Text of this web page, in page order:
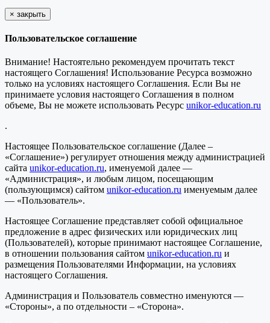
× закрыть
Пользовательское соглашение
Внимание! Настоятельно рекомендуем прочитать текст
настоящего Соглашения! Использование Ресурса возможно
только на условиях настоящего Соглашения. Если Вы не
принимаете условия настоящего Соглашения в полном
объеме, Вы не можете использовать Ресурс unikor-education.ru
.
Настоящее Пользовательское соглашение (Далее –
«Соглашение») регулирует отношения между администрацией
сайта unikor-education.ru, именуемой далее —
«Администрация», и любым лицом, посещающим
(пользующимся) сайтом unikor-education.ru именуемым далее
— «Пользователь».
Настоящее Соглашение представляет собой официальное
предложение в адрес физических или юридических лиц
(Пользователей), которые принимают настоящее Соглашение,
в отношении пользования сайтом unikor-education.ru и
размещения Пользователями Информации, на условиях
настоящего Соглашения.
Администрация и Пользователь совместно именуются —
«Стороны», а по отдельности – «Сторона».